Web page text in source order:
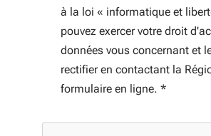
à la loi « informatique et
pouvez exercer votre droit
données vous concernant et
rectifier en contactant la
formulaire en ligne. *